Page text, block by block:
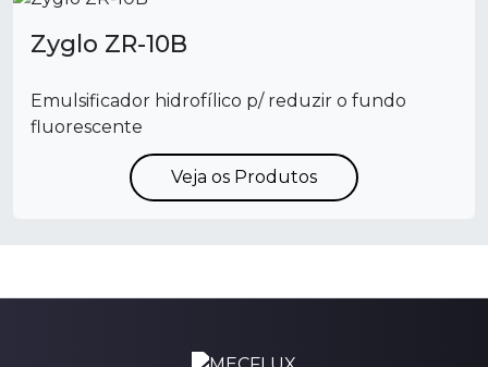
Zyglo ZR-10B
Emulsificador hidrofílico p/ reduzir o fundo
fluorescente
Veja os Produtos